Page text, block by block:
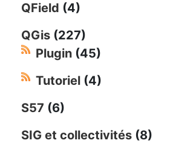
QField (4)
QGis (227)
Plugin (45)
Tutoriel (4)
S57 (6)
SIG et collectivités (8)